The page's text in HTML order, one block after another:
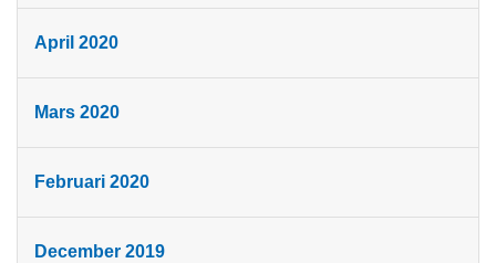
April 2020
Mars 2020
Februari 2020
December 2019